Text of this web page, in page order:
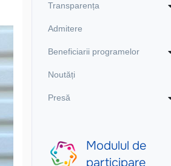
Transparența
Admitere
Beneficiarii programelor
Noutăți
Presă